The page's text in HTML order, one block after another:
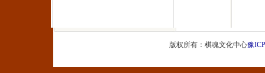
版权所有：棋魂文化中心豫